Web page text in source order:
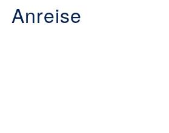
Anreise